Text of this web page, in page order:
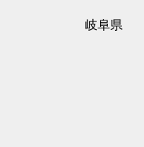
岐阜県